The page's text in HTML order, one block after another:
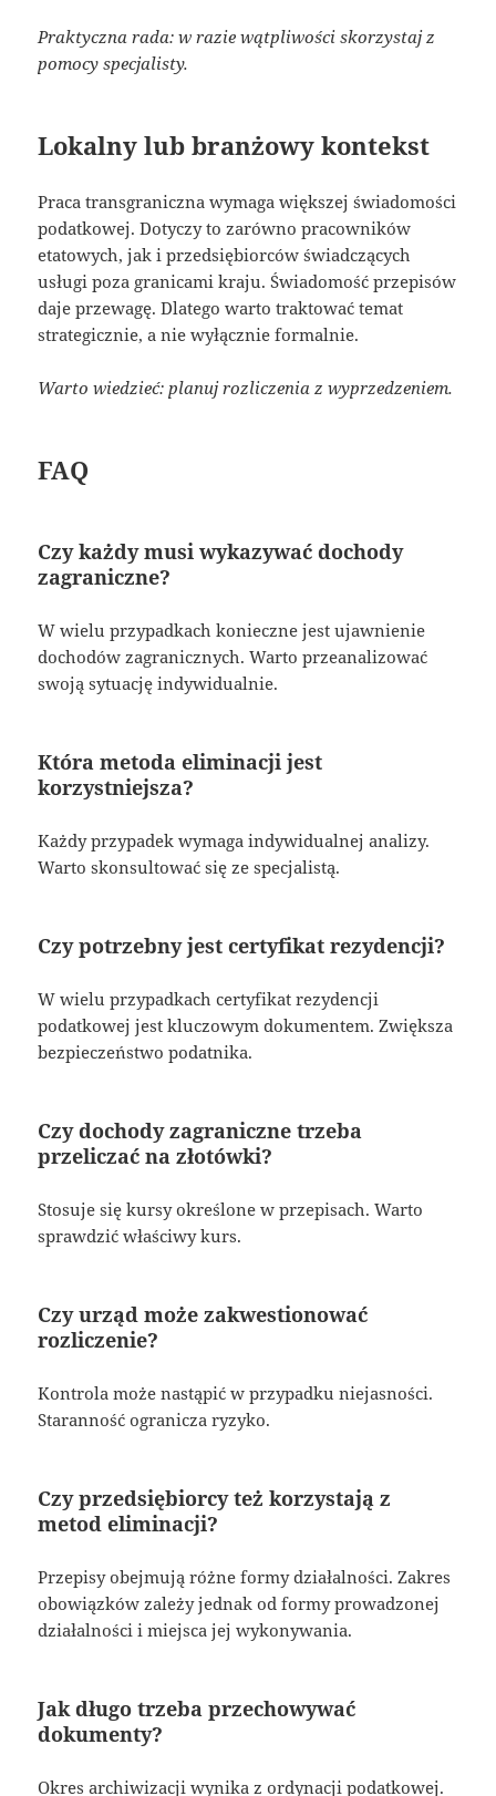
Praktyczna rada: w razie wątpliwości skorzystaj z
pomocy specjalisty.
Lokalny lub branżowy kontekst
Praca transgraniczna wymaga większej świadomości
podatkowej. Dotyczy to zarówno pracowników
etatowych, jak i przedsiębiorców świadczących
usługi poza granicami kraju. Świadomość przepisów
daje przewagę. Dlatego warto traktować temat
strategicznie, a nie wyłącznie formalnie.
Warto wiedzieć: planuj rozliczenia z wyprzedzeniem.
FAQ
Czy każdy musi wykazywać dochody
zagraniczne?
W wielu przypadkach konieczne jest ujawnienie
dochodów zagranicznych. Warto przeanalizować
swoją sytuację indywidualnie.
Która metoda eliminacji jest
korzystniejsza?
Każdy przypadek wymaga indywidualnej analizy.
Warto skonsultować się ze specjalistą.
Czy potrzebny jest certyfikat rezydencji?
W wielu przypadkach certyfikat rezydencji
podatkowej jest kluczowym dokumentem. Zwiększa
bezpieczeństwo podatnika.
Czy dochody zagraniczne trzeba
przeliczać na złotówki?
Stosuje się kursy określone w przepisach. Warto
sprawdzić właściwy kurs.
Czy urząd może zakwestionować
rozliczenie?
Kontrola może nastąpić w przypadku niejasności.
Staranność ogranicza ryzyko.
Czy przedsiębiorcy też korzystają z
metod eliminacji?
Przepisy obejmują różne formy działalności. Zakres
obowiązków zależy jednak od formy prowadzonej
działalności i miejsca jej wykonywania.
Jak długo trzeba przechowywać
dokumenty?
Okres archiwizacji wynika z ordynacji podatkowej.